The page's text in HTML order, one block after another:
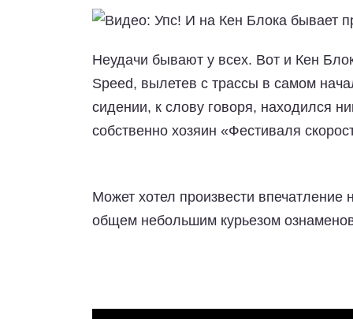
Неудачи бывают у всех. Вот и Кен
Speed, вылетев с трассы в самом
сидении, к слову говоря, находился
собственно хозяин «Фестиваля
Может хотел произвести
общем небольшим курьезом